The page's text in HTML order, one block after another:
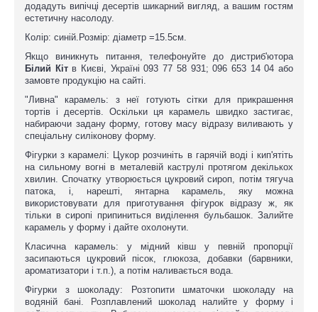
додадуть випічці десертів шикарний вигляд, а вашим гостям
естетичну насолоду.
Колір: синій.Розмір: діаметр =15.5см.
Якщо виникнуть питання, телефонуйте до дистриб'ютора
Білий Кіт в Києві, Україні 093 77 58 931; 096 653 14 04 або
замовте продукцію на сайті.
"Ливна" карамель: з неї готують сітки для прикрашення
тортів і десертів. Оскільки ця карамель швидко застигає,
набираючи задану форму, готову масу відразу виливають у
спеціальну силіконову форму.
Фігурки з карамелі: Цукор розчиніть в гарячій воді і кип'ятіть
на сильному вогні в металевій каструлі протягом декількох
хвилин. Спочатку утворюється цукровий сироп, потім тягуча
патока, і, нарешті, янтарна карамель, яку можна
використовувати для приготування фігурок відразу ж, як
тільки в сиропі припиниться виділення бульбашок. Залийте
карамель у форму і дайте охолонути.
Класична карамель: у мідний ківш у певній пропорції
засипаються цукровий пісок, глюкоза, добавки (барвники,
ароматизатори і т.п.), а потім наливається вода.
Фігурки з шоколаду: Розтопити шматочки шоколаду на
водяній бані. Розплавлений шоколад налийте у форму і